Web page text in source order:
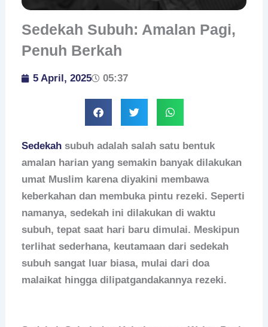
Sedekah Subuh: Amalan Pagi,
Penuh Berkah
5 April, 2025 05:37
Sedekah subuh adalah salah satu bentuk
amalan harian yang semakin banyak dilakukan
umat Muslim karena diyakini membawa
keberkahan dan membuka pintu rezeki. Seperti
namanya, sedekah ini dilakukan di waktu
subuh, tepat saat hari baru dimulai. Meskipun
terlihat sederhana, keutamaan dari sedekah
subuh sangat luar biasa, mulai dari doa
malaikat hingga dilipatgandakannya rezeki.